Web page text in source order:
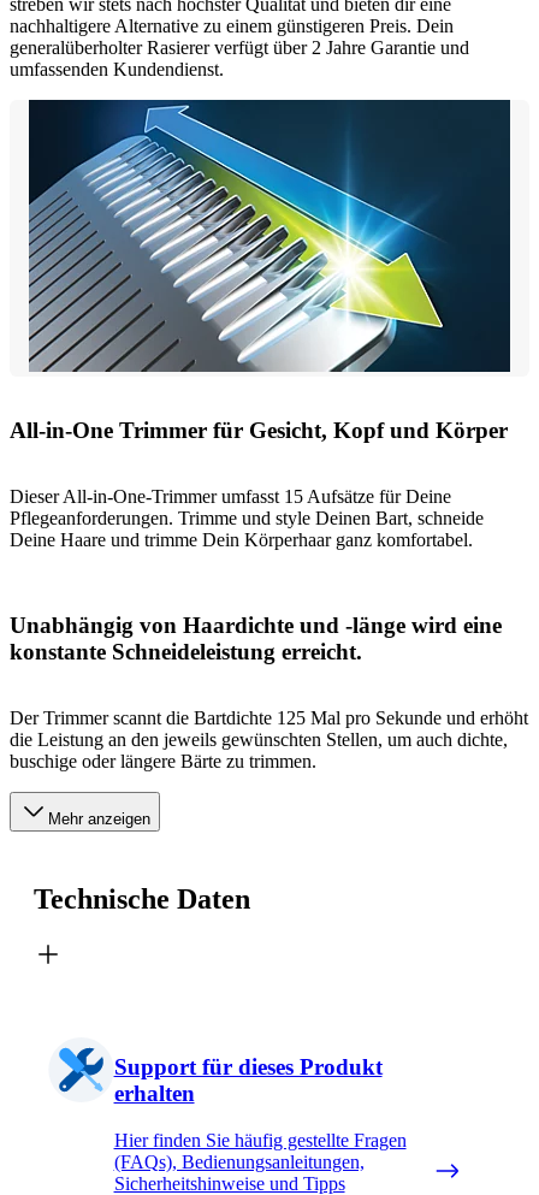
nachhaltigere Alternative zu einem günstigeren Preis. Dein
generalüberholter Rasierer verfügt über 2 Jahre Garantie und
umfassenden Kundendienst.
All-in-One Trimmer für Gesicht, Kopf und Körper
Dieser All-in-One-Trimmer umfasst 15 Aufsätze für Deine
Pflegeanforderungen. Trimme und style Deinen Bart, schneide
Deine Haare und trimme Dein Körperhaar ganz komfortabel.
Unabhängig von Haardichte und -länge wird eine
konstante Schneideleistung erreicht.
Der Trimmer scannt die Bartdichte 125 Mal pro Sekunde und erhöht
die Leistung an den jeweils gewünschten Stellen, um auch dichte,
buschige oder längere Bärte zu trimmen.
Mehr anzeigen
Technische Daten
Support für dieses Produkt
erhalten
Hier finden Sie häufig gestellte Fragen
(FAQs), Bedienungsanleitungen,
Sicherheitshinweise und Tipps